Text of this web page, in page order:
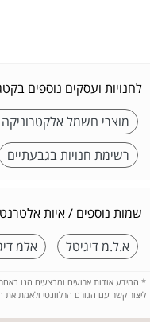
לחנויות ועסקים נוספים
מוצרי חשמל
רשימת חנויות בגבעתיים
שמות נוספים / איות
א.ל.מ דיגיטל
אלמ
* המידע אודות ארועים ומבצעים הנו
ליצור קשר עם הגורם הרלוונטי ולאמת